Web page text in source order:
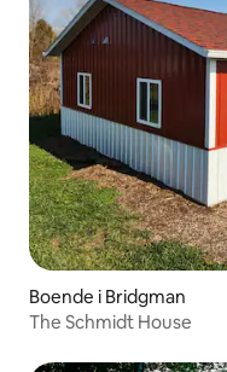
Boende i Bridgman
The Schmidt House